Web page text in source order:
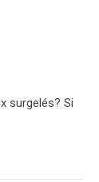
surgelés? Si